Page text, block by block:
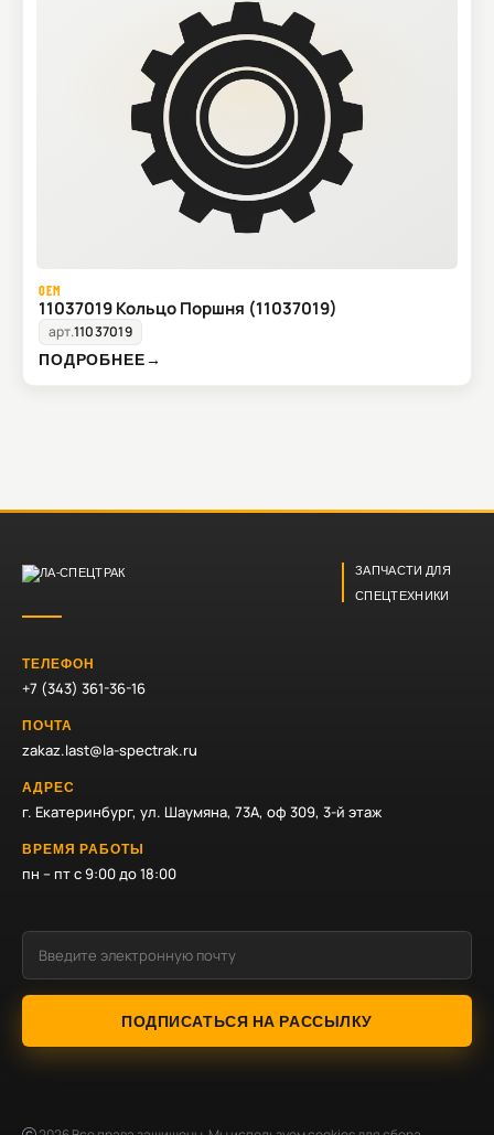
OEM
11037019 Кольцо Поршня (11037019)
арт.11037019
ПОДРОБНЕЕ→
ЗАПЧАСТИ ДЛЯ
СПЕЦТЕХНИКИ
ТЕЛЕФОН
+7 (343) 361-36-16
ПОЧТА
zakaz.last@la-spectrak.ru
АДРЕС
г. Екатеринбург, ул. Шаумяна, 73А, оф 309, 3-й этаж
ВРЕМЯ РАБОТЫ
пн – пт с 9:00 до 18:00
ПОДПИСАТЬСЯ НА РАССЫЛКУ